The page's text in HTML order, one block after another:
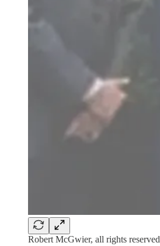
Robert McGwier, all rights reserved